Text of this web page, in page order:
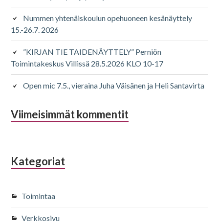
Nummen yhtenäiskoulun opehuoneen kesänäyttely
15.-26.7. 2026
”KIRJAN TIE TAIDENÄYTTELY” Perniön
Toimintakeskus Villissä 28.5.2026 KLO 10-17
Open mic 7.5., vieraina Juha Väisänen ja Heli Santavirta
Viimeisimmät kommentit
Kategoriat
Toimintaa
Verkkosivu